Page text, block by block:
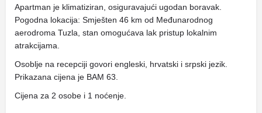
Apartman je klimatiziran, osiguravajući ugodan boravak.
Pogodna lokacija: Smješten 46 km od Međunarodnog
aerodroma Tuzla, stan omogućava lak pristup lokalnim
atrakcijama.
Osoblje na recepciji govori engleski, hrvatski i srpski jezik.
Prikazana cijena je BAM 63.
Cijena za 2 osobe i 1 noćenje.